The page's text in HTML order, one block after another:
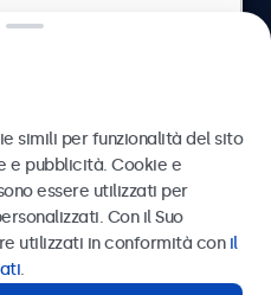
al
simili per funzionalità del sito
e pubblicità. Cookie e
essere utilizzati per
Con il Suo
utilizzati in conformità con il
.